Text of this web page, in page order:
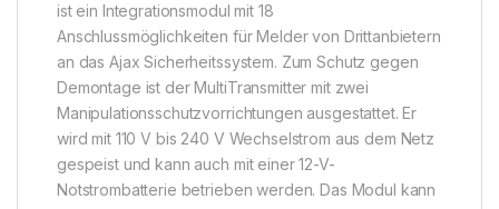
ist ein Integrationsmodul mit 18
Anschlussmöglichkeiten für Melder von Drittanbietern
an das Ajax Sicherheitssystem. Zum Schutz gegen
Demontage ist der MultiTransmitter mit zwei
Manipulationsschutzvorrichtungen ausgestattet. Er
wird mit 110 V bis 240 V Wechselstrom aus dem Netz
gespeist und kann auch mit einer 12-V-
Notstrombatterie betrieben werden. Das Modul kann